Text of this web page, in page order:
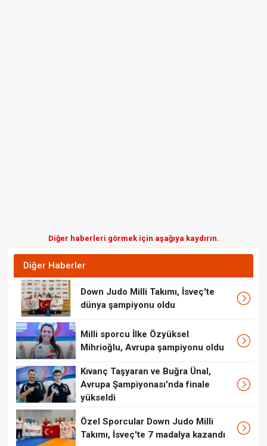
Diğer haberleri görmek için aşağıya kaydırın.
Diğer Haberler
Down Judo Milli Takımı, İsveç'te
dünya şampiyonu oldu
Milli sporcu İlke Özyüksel
Mihrioğlu, Avrupa şampiyonu oldu
Kıvanç Taşyaran ve Buğra Ünal,
Avrupa Şampiyonası'nda finale
yükseldi
Özel Sporcular Down Judo Milli
Takımı, İsveç'te 7 madalya kazandı